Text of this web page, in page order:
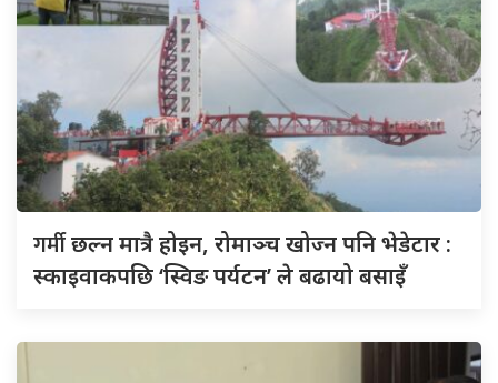
गर्मीछल्न मात्रै होइन, रोमाञ्च खोज्न पनि भेडेटार :
स्काइवाकपछि ‘स्विङ पर्यटन’ ले बढायो बसाइँ